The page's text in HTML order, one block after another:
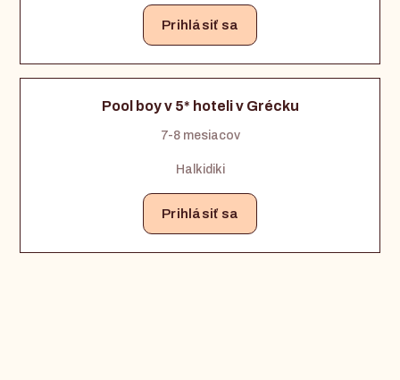
Prihlásiť sa
Pool boy v 5* hoteli v Grécku
7-8 mesiacov
Halkidiki
Prihlásiť sa